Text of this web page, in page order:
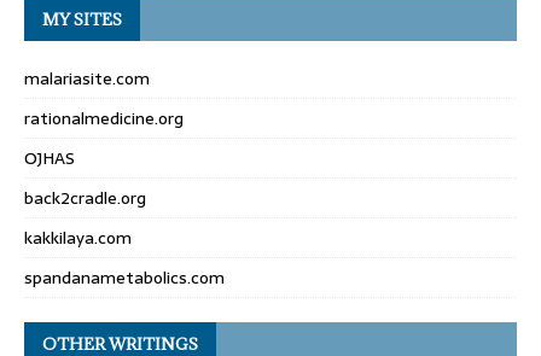
MY SITES
malariasite.com
rationalmedicine.org
OJHAS
back2cradle.org
kakkilaya.com
spandanametabolics.com
OTHER WRITINGS